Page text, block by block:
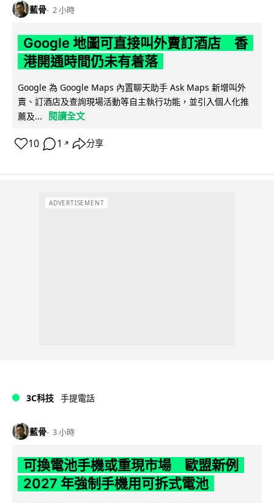
藍骨 2 小時
Google 地圖可直接叫外賣訂酒店 香
港開通時間仍未有着落
Google 為 Google Maps 內置聊天助手 Ask Maps 新增叫外
賣、訂酒店及查詢現場活動等自主執行功能，並引入個人化推
薦及...
閱讀全文
10 1 ↗ 分享
ADVERTISEMENT
3C科技 手提電話
藍骨 3 小時
可換電池手機或重現市場 歐盟新例
2027 年強制手機用可拆式電池